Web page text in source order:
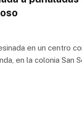
en un centro
en la colonia San